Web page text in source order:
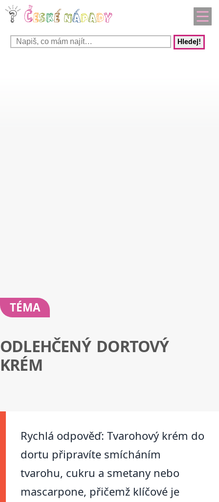
Hledej!
TÉMA
ODLEHČENÝ DORTOVÝ
KRÉM
Rychlá odpověď: Tvarohový krém do
dortu připravíte smícháním
tvarohu, cukru a smetany nebo
mascarpone, přičemž klíčové je